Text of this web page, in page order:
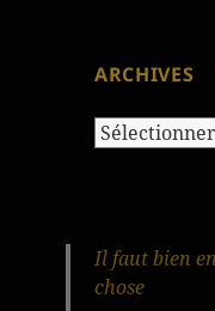
ARCHIVES
Archives
Il faut bien
chose